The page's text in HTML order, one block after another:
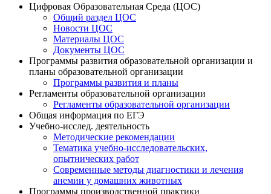
Цифровая Образовательная Среда (ЦОС)
Общий раздел ЦОС
Новости ЦОС
Материалы ЦОС
Документы ЦОС
Программы развития образовательной организации и
планы образовательной организации
Программы развития и планы
Регламенты образовательной организации
Регламенты образовательной организации
Общая информация по ЕГЭ
Учебно-исслед. деятельность
Методические рекомендации
Тематика учебно-исследовательских,
опытнических работ
Современные методы диагностики и лечения
анемии у домашних животных
Программы производственной практики